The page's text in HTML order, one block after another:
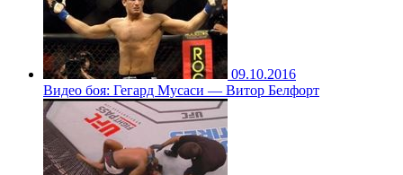
09.10.2016
Видео боя: Гегард Мусаси — Витор Белфорт